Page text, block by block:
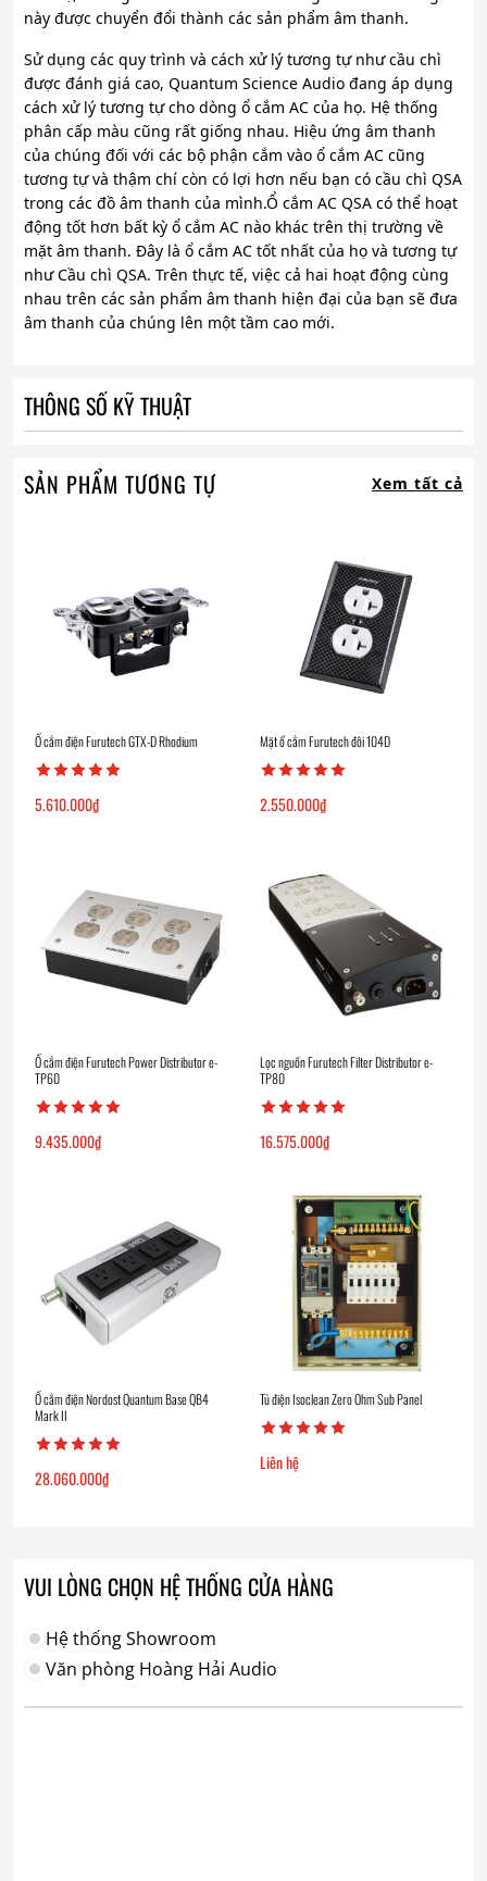
này được chuyển đổi thành các sản phẩm âm thanh.
Sử dụng các quy trình và cách xử lý tương tự như cầu chì
được đánh giá cao, Quantum Science Audio đang áp dụng
cách xử lý tương tự cho dòng ổ cắm AC của họ. Hệ thống
phân cấp màu cũng rất giống nhau. Hiệu ứng âm thanh
của chúng đối với các bộ phận cắm vào ổ cắm AC cũng
tương tự và thậm chí còn có lợi hơn nếu bạn có cầu chì QSA
trong các đồ âm thanh của mình.Ổ cắm AC QSA có thể hoạt
động tốt hơn bất kỳ ổ cắm AC nào khác trên thị trường về
mặt âm thanh. Đây là ổ cắm AC tốt nhất của họ và tương tự
như Cầu chì QSA. Trên thực tế, việc cả hai hoạt động cùng
nhau trên các sản phẩm âm thanh hiện đại của bạn sẽ đưa
âm thanh của chúng lên một tầm cao mới.
THÔNG SỐ KỸ THUẬT
SẢN PHẨM TƯƠNG TỰ Xem tất cả
Ổ cắm điện Furutech GTX-D Rhodium
5.610.000₫
Mặt ổ cắm Furutech đôi 104D
2.550.000₫
Ổ cắm điện Furutech Power Distributor e-
TP60
9.435.000₫
Lọc nguồn Furutech Filter Distributor e-
TP80
16.575.000₫
Ổ cắm điện Nordost Quantum Base QB4
Mark II
28.060.000₫
Tủ điện Isoclean Zero Ohm Sub Panel
Liên hệ
VUI LÒNG CHỌN HỆ THỐNG CỬA HÀNG
Hệ thống Showroom
Văn phòng Hoàng Hải Audio